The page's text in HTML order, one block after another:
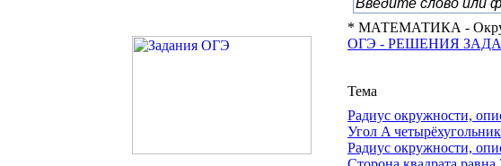
* МАТЕМАТИКА -
ОГЭ - РЕШЕНИЯ
Тема
Радиус окружности,
Угол A
Радиус окружности,